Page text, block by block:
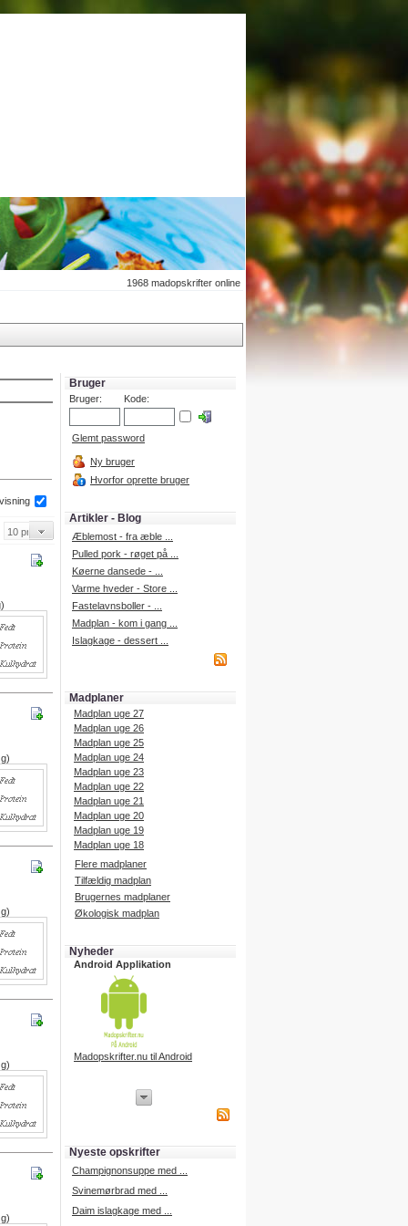
1968 madopskrifter online
Bruger
Bruger: Kode:
Glemt password
Ny bruger
Hvorfor oprette bruger
Artikler - Blog
Æblemost - fra æble ...
Pulled pork - røget på ...
Køerne dansede - ...
Varme hveder - Store ...
Fastelavnsboller - ...
Madplan - kom i gang ...
Islagkage - dessert ...
Madplaner
Madplan uge 27
Madplan uge 26
Madplan uge 25
Madplan uge 24
Madplan uge 23
Madplan uge 22
Madplan uge 21
Madplan uge 20
Madplan uge 19
Madplan uge 18
Flere madplaner
Tilfældig madplan
Brugernes madplaner
Økologisk madplan
Nyheder
Android Applikation
Madopskrifter.nu til Android
iPhone udvikling
Nyeste opskrifter
Champignonsuppe med ...
Svinemørbrad med ...
Daim islagkage med ...